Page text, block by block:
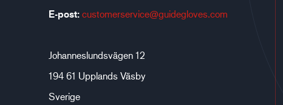
E-post: customerservice@guidegloves.com
Johanneslundsvägen 12
194 61 Upplands Väsby
Sverige